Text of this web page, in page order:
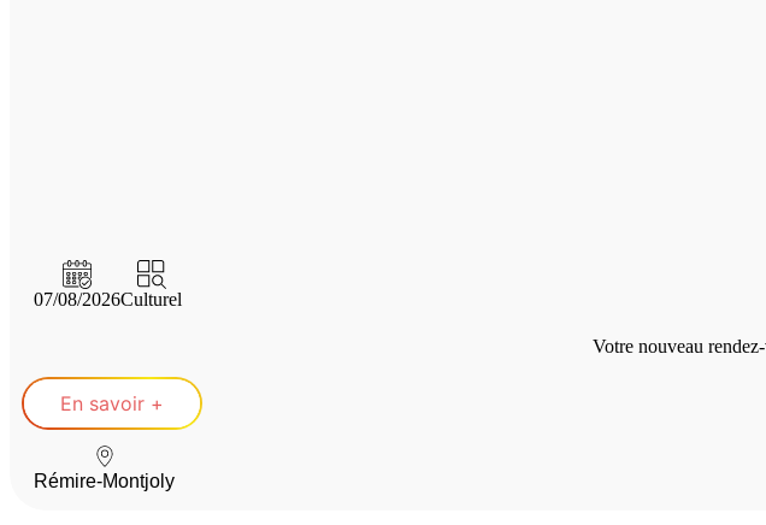
07/08/2026Culturel
Votre nouveau
En savoir +
Rémire-Montjoly